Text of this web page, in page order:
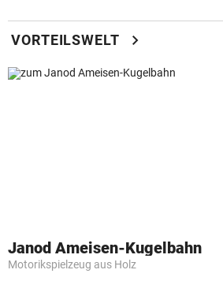
VORTEILSWELT chevron_right
Janod Ameisen-Kugelbahn
Motorikspielzeug aus Holz